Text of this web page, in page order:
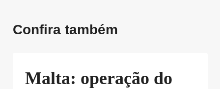
Confira também
Malta: operação do